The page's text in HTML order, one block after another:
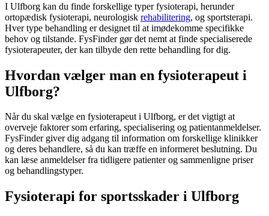
I Ulfborg kan du finde forskellige typerfysioterapi, herunder
ortopædisk fysioterapi, neurologisk rehabilitering, og sportsterapi.
Hver type behandling er designet til at imødekomme specifikke
behov og tilstande. FysFinder gør det nemt at finde specialiserede
fysioterapeuter, der kan tilbyde den rette behandling for dig.
Hvordan vælger man en fysioterapeut i
Ulfborg?
Når du skal vælge en fysioterapeuti Ulfborg, er det vigtigt at
overveje faktorer som erfaring, specialisering og patientanmeldelser.
FysFinder giver dig adgang til information om forskellige klinikker
og deres behandlere, så du kan træffe en informeret beslutning. Du
kan læse anmeldelser fra tidligere patienter og sammenligne priser
og behandlingstyper.
Fysioterapi for sportsskader i Ulfborg